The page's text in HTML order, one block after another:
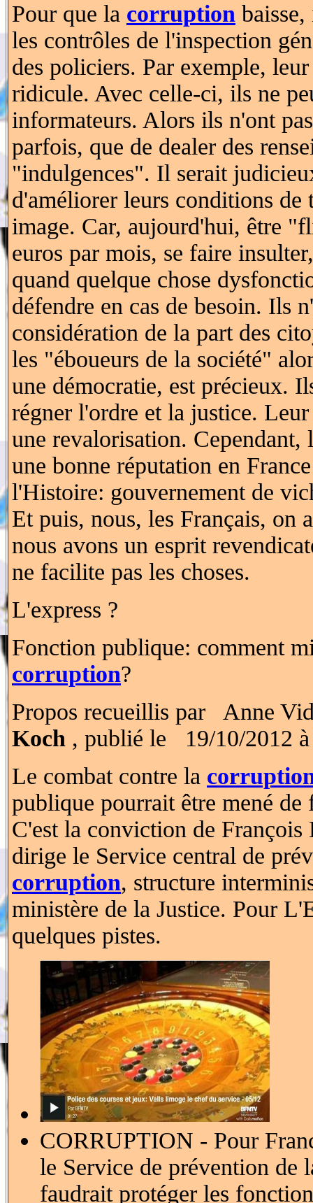
Pour que la corruption
les contrôles de l'inspection
des policiers. Par exemple,
ridicule. Avec celle-ci, ils ne
informateurs. Alors ils n'ont
parfois, que de dealer des
"indulgences". Il serait
d'améliorer leurs conditions
image. Car, aujourd'hui, être
euros par mois, se faire
quand quelque chose
défendre en cas de besoin. Ils
considération de la part des
les "éboueurs de la société"
une démocratie, est précieux.
régner l'ordre et la justice.
une revalorisation. Cependant,
une bonne réputation en
l'Histoire: gouvernement de
Et puis, nous, les Français, on
nous avons un esprit
ne facilite pas les choses.
L'express ?
Fonction publique: comment
corruption?
Propos recueillis par Anne
Koch , publié le 19/10/2012
Le combat contre la
publique pourrait être mené de
C'est la conviction de
dirige le Service central de
corruption, structure
ministère de la Justice. Pour
quelques pistes.
CORRUPTION - Pour
le Service de prévention de
faudrait protéger les